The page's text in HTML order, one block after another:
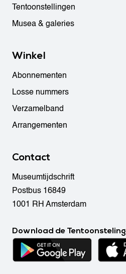
Tentoonstellingen
Musea & galeries
Winkel
Abonnementen
Losse nummers
Verzamelband
Arrangementen
Contact
Museumtijdschrift
Postbus 16849
1001 RH Amsterdam
Download de